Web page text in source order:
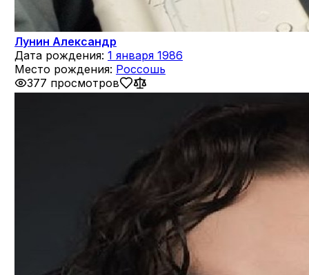
Лунин Александр
Дата рождения: 1 января 1986
Место рождения: Россошь
377 просмотров